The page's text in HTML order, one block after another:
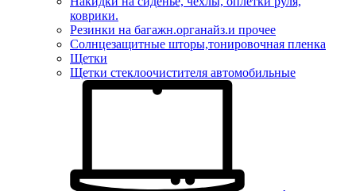
коврики.
Резинки на багажн.органайз.и прочее
Солнцезащитные шторы,тонировочная пленка
Щетки
Щетки стеклоочистителя автомобильные